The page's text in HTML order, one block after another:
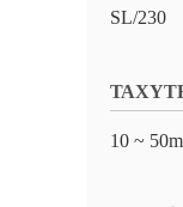
SL/230
10 ~